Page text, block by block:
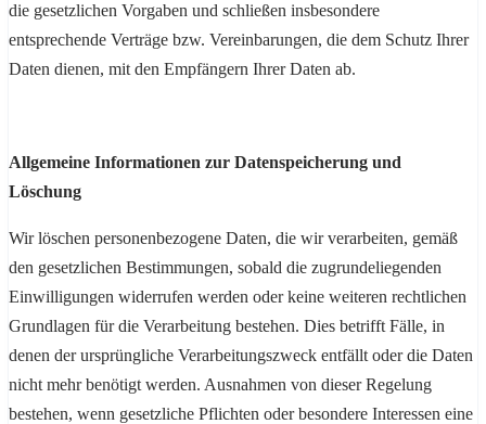
die gesetzlichen Vorgaben und schließen insbesondere
entsprechende Verträge bzw. Vereinbarungen, die dem Schutz Ihrer
Daten dienen, mit den Empfängern Ihrer Daten ab.
Allgemeine Informationen zur Datenspeicherung und
Löschung
Wir löschen personenbezogene Daten, die wir verarbeiten, gemäß
den gesetzlichen Bestimmungen, sobald die zugrundeliegenden
Einwilligungen widerrufen werden oder keine weiteren rechtlichen
Grundlagen für die Verarbeitung bestehen. Dies betrifft Fälle, in
denen der ursprüngliche Verarbeitungszweck entfällt oder die Daten
nicht mehr benötigt werden. Ausnahmen von dieser Regelung
bestehen, wenn gesetzliche Pflichten oder besondere Interessen eine